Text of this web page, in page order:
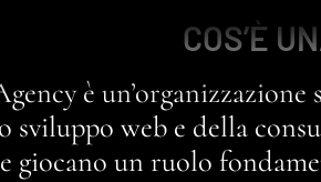
COS’È
è
sviluppo web e della
giocano un ruolo